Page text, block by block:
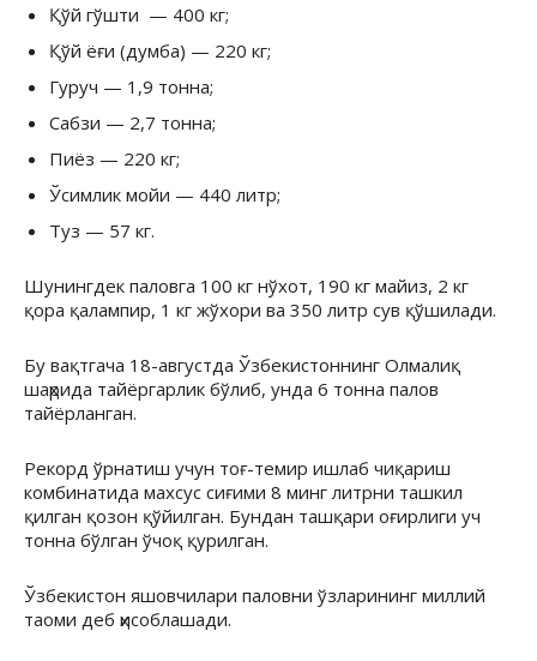
Қўй гўшти — 400 кг;
Қўй ёғи (думба) — 220 кг;
Гуруч — 1,9 тонна;
Сабзи — 2,7 тонна;
Пиёз — 220 кг;
Ўсимлик мойи — 440 литр;
Туз — 57 кг.
Шунингдек паловга 100 кг нўхот, 190 кг майиз, 2 кг
қора қалампир, 1 кг жўхори ва 350 литр сув қўшилади.
Бу вақтгача 18-августда Ўзбекистоннинг Олмалиқ
шаҳрида тайёргарлик бўлиб, унда 6 тонна палов
тайёрланган.
Рекорд ўрнатиш учун тоғ-темир ишлаб чиқариш
комбинатида махсус сиғими 8 минг литрни ташкил
қилган қозон қўйилган. Бундан ташқари оғирлиги уч
тонна бўлган ўчоқ қурилган.
Ўзбекистон яшовчилари паловни ўзларининг миллий
таоми деб ҳисоблашади.